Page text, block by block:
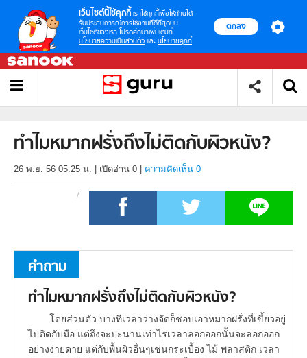
เว็บไซต์นี้ใช้คุกกี้ เราใช้คุกกี้เพื่อให้ท่านได้
รับประสบการณ์การใช้งานที่ดีที่สุดบน
เว็บไซต์ของเรา โปรดศึกษาเพิ่มเติมที่
นโยบายความเป็นส่วนตัว และ นโยบายคุกกี้
ตกลง
ทำไมหมากฝรั่งถึงไม่ติดกับผิวหนัง?
26 พ.ย. 56 05.25 น. เปิดอ่าน 0 ความคิดเห็น 0
คำถาม
ทำไมหมากฝรั่งถึงไม่ติดกับผิวหนัง?
โดยส่วนตัว บางทีเวลาว่างจัดก็ชอบเอาหมากฝรั่งที่เขี้ยวอยู่
ไปติดกับมือ แต่ถึงจะปะนานเท่าไรเวลาลอกออกนั้นจะลอกออก
อย่างง่ายดาย แต่กับพื้นผิวอื่นๆเช่นกระเบื้อง ไม้ พลาสติก เวลา